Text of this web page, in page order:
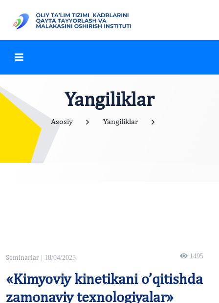
Yangiliklar
Asosiy Yangiliklar
Seminarlar | 18/04/2025 1495
«Kimyoviy kinetikani o’qitishda
zamonaviy texnologiyalar»